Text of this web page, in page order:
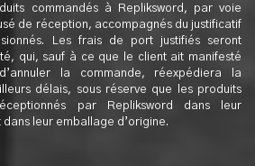
commandés à Repliksword, par voie
de réception, accompagnés du justificatif
Les frais de port justifiés seront
qui, sauf à ce que le client ait manifesté
la commande, réexpédiera la
délais, sous réserve que les produits
par Repliksword dans leur
leur emballage d’origine.